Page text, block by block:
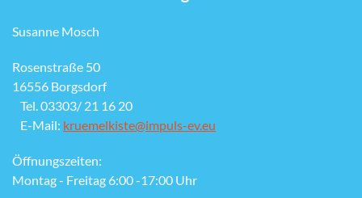
Susanne Mosch
Rosenstraße 50
16556 Borgsdorf
Tel. 03303/ 21 16 20
E-Mail: kruemelkiste@impuls-ev.eu
Öffnungszeiten:
Montag - Freitag 6:00 -17:00 Uhr